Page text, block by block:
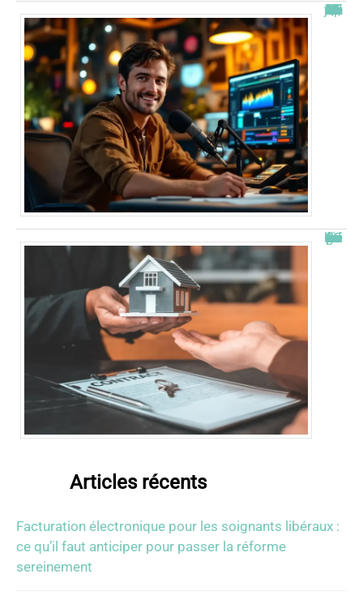
“Alexis Morel, journaliste : Qui est le fils de Apolline de Malherbe ?”
Combien de fois peut-on passer en commission logement ?
Articles récents
Facturation électronique pour les soignants libéraux :
ce qu’il faut anticiper pour passer la réforme
sereinement